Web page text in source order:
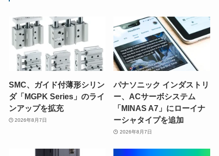
SMC、ガイド付薄形シリン
ダ「MGPK Series」のライ
ンアップを拡充
2026年8月7日
パナソニック インダストリ
ー、ACサーボシステム
「MINAS A7」にローイナ
ーシャタイプを追加
2026年8月7日